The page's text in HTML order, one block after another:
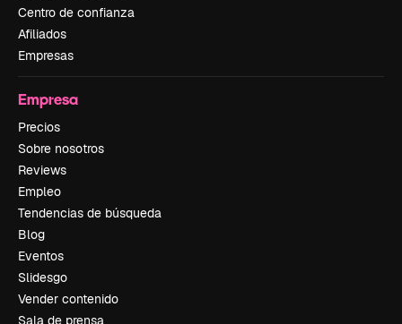
Centro de confianza
Afiliados
Empresas
Empresa
Precios
Sobre nosotros
Reviews
Empleo
Tendencias de búsqueda
Blog
Eventos
Slidesgo
Vender contenido
Sala de prensa